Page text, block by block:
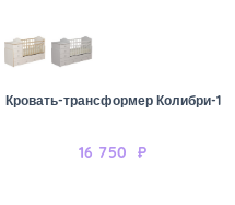
Кровать-трансформер Колибри-1
16 750 ₽